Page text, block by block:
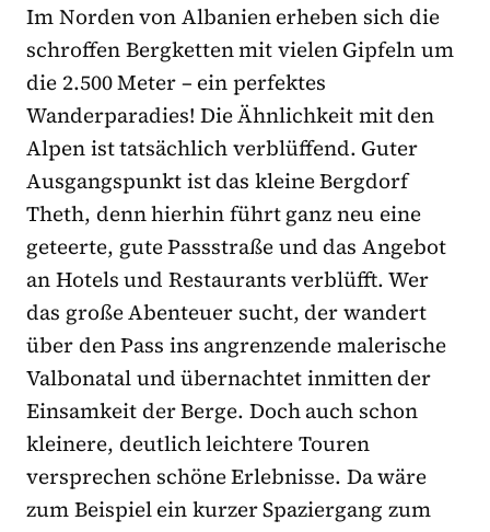
Im Norden von Albanien erheben sich die
schroffen Bergketten mit vielen Gipfeln um
die 2.500 Meter – ein perfektes
Wanderparadies! Die Ähnlichkeit mit den
Alpen ist tatsächlich verblüffend. Guter
Ausgangspunkt ist das kleine Bergdorf
Theth, denn hierhin führt ganz neu eine
geteerte, gute Passstraße und das Angebot
an Hotels und Restaurants verblüfft. Wer
das große Abenteuer sucht, der wandert
über den Pass ins angrenzende malerische
Valbonatal und übernachtet inmitten der
Einsamkeit der Berge. Doch auch schon
kleinere, deutlich leichtere Touren
versprechen schöne Erlebnisse. Da wäre
zum Beispiel ein kurzer Spaziergang zum